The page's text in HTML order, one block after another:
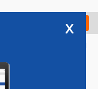
Check in
x